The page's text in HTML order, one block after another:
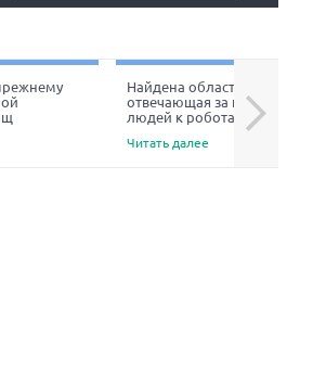
Найдена область мозга,
отвечающая за неприязнь
людей к роботам
Читать далее
Next